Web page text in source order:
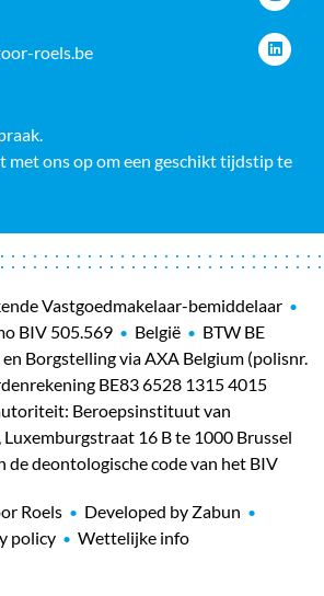
roels.be
met ons op om een geschikt tijdstip te
Vastgoedmakelaar-bemiddelaar •
BIV 505.569 • België • BTW BE
en Borgstelling via AXA Belgium (polisnr.
BE83 6528 1315 4015
Beroepsinstituut van
16 B te 1000 Brussel
de deontologische code van het BIV
Roels • Developed by Zabun •
policy • Wettelijke info